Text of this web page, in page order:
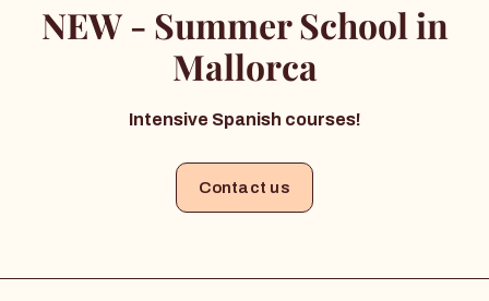
NEW - Summer School in
Mallorca
Intensive Spanish courses!
Contact us